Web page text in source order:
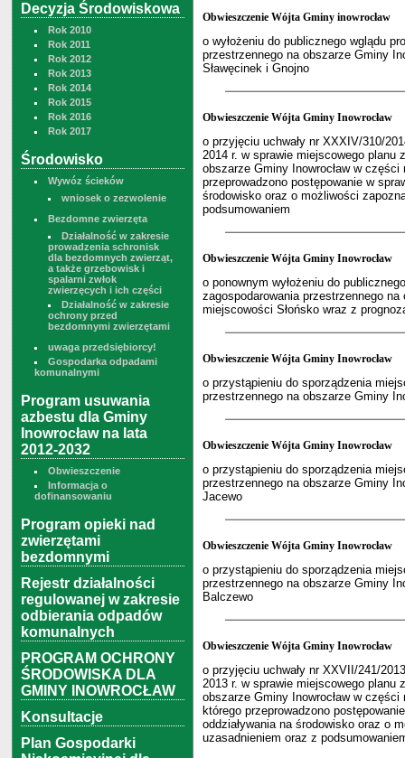
Decyzja Środowiskowa
Rok 2010
Rok 2011
Rok 2012
Rok 2013
Rok 2014
Rok 2015
Rok 2016
Rok 2017
Środowisko
Wywóz ścieków
wniosek o zezwolenie
Bezdomne zwierzęta
Działalność w zakresie
prowadzenia schronisk
dla bezdomnych zwierząt,
a także grzebowisk i
spalarni zwłok
zwierzęcych i ich części
Działalność w zakresie
ochrony przed
bezdomnymi zwierzętami
uwaga przedsiębiorcy!
Gospodarka odpadami
komunalnymi
Program usuwania
azbestu dla Gminy
Inowrocław na lata
2012-2032
Obwieszczenie
Informacja o
dofinansowaniu
Program opieki nad
zwierzętami
bezdomnymi
Rejestr działalności
regulowanej w zakresie
odbierania odpadów
komunalnych
PROGRAM OCHRONY
ŚRODOWISKA DLA
GMINY INOWROCŁAW
Konsultacje
Plan Gospodarki
Obwieszczenie Wójta Gminy inowrocław
o wyłożeniu do publicznego wglądu
przestrzennego na obszarze Gminy
Sławęcinek i Gnojno
Obwieszczenie Wójta Gminy Inowrocław
o przyjęciu uchwały nr XXXIV/310/
2014 r. w sprawie miejscowego planu
obszarze Gminy Inowrocław w
przeprowadzono postępowanie w
środowisko oraz o możliwości
podsumowaniem
Obwieszczenie Wójta Gminy Inowrocław
o ponownym wyłożeniu do
zagospodarowania przestrzennego
miejscowości Słońsko wraz z
Obwieszczenie Wójta Gminy Inowrocław
o przystąpieniu do sporządzenia
przestrzennego na obszarze Gminy
Obwieszczenie Wójta Gminy Inowrocław
o przystąpieniu do sporządzenia
przestrzennego na obszarze Gminy
Jacewo
Obwieszczenie Wójta Gminy Inowrocław
o przystąpieniu do sporządzenia
przestrzennego na obszarze Gminy
Balczewo
Obwieszczenie Wójta Gminy Inowrocław
o przyjęciu uchwały nr XXVII/241/
2013 r. w sprawie miejscowego planu
obszarze Gminy Inowrocław w
którego przeprowadzono
oddziaływania na środowisko oraz o
uzasadnieniem oraz z